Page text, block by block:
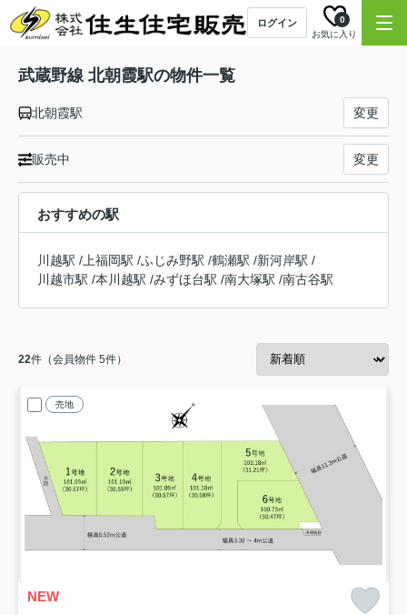
ログイン
お気に入り
0
武蔵野線 北朝霞駅の物件一覧
北朝霞駅 変更
販売中 変更
おすすめの駅
川越駅 / 上福岡駅 /ふじみ野駅 /鶴瀬駅 /新河岸駅 /
川越市駅 /本川越駅 /みずほ台駅 /南大塚駅 /南古谷駅
22件（会員物件 5件）
売地
NEW